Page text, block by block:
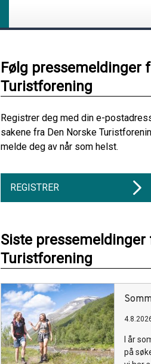
Følg pressemeldinger
Turistforening
Registrer deg med din e-
sakene fra Den Norske
melde deg av når som helst.
REGISTRER
Siste pressemeldinger
Turistforening
I år
på